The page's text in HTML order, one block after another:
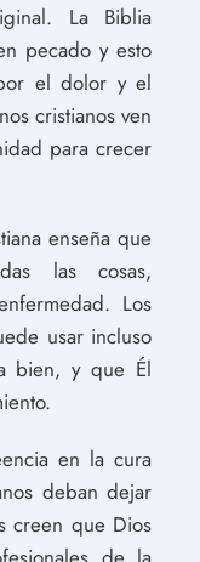
La Biblia
pecado y esto
el dolor y el
cristianos ven
para crecer
enseña que
las cosas,
Los
usar incluso
bien, y que Él
en la cura
deban dejar
creen que Dios